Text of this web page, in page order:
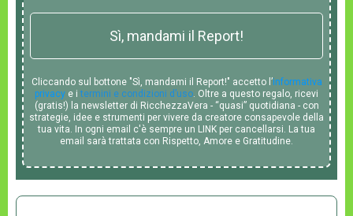
Sì, mandami il Report!
Cliccando sul bottone "Sì, mandami il Report!" accetto l’informativa
privacy e itermini e condizioni d’uso . Oltre a questo regalo, ricevi
(gratis!) la newsletter di RicchezzaVera - “quasi” quotidiana - con
strategie, idee e strumenti per vivere da creatore consapevole della
tua vita. In ogni email c'è sempre un LINK per cancellarsi. La tua
email sarà trattata con Rispetto, Amore e Gratitudine.